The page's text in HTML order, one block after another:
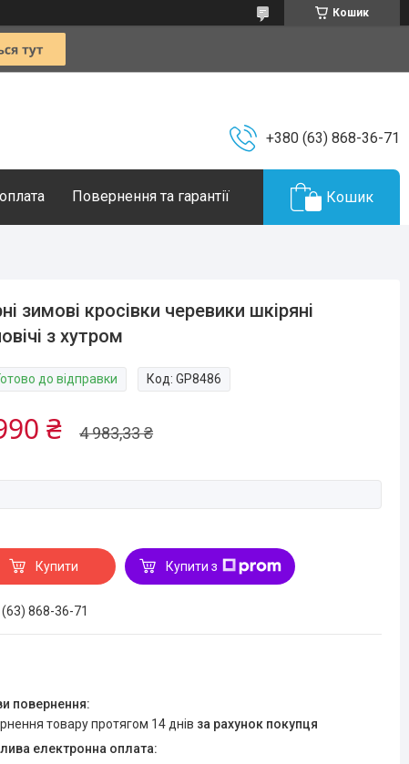
Кошик
+380 (63) 868-36-71
Повернення та гарантії Кошик
зимові кросівки черевики шкіряні
з хутром
до відправки Код:GP8486
4 983,33 ₴
₴
Купити Купити з
868-36-71
товару протягом 14 днів за рахунок покупця